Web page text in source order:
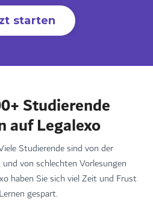
starten
Studierende
auf Legalexo
Studierende sind von der
von schlechten Vorlesungen
haben Sie sich viel Zeit und Frust
gespart.